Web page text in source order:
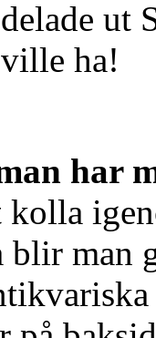
ut
ha!
har
blir man